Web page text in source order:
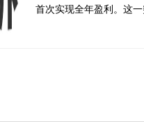
首次实现全年盈利。这